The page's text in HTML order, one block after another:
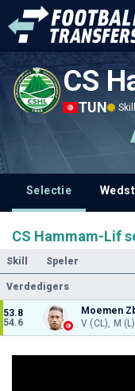
CS
TUN
Selectie
CS Hammam-Lif
Skill Speler
Verdedigers
53.8
54.6
Moemen
V (CL), M (L)